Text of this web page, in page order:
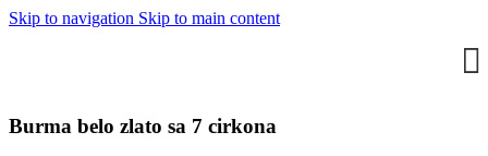
Skip to navigation Skip to main content
Burma belo zlato sa 7 cirkona